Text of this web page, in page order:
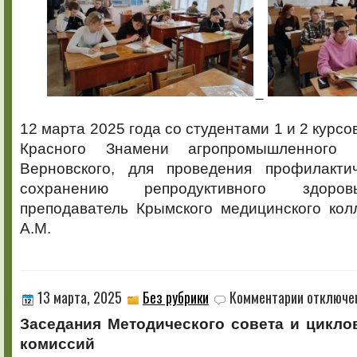
12 марта 2025 года со студентами 1 и 2
Красного Знамени
Верновского, для проведения
сохранению репродуктивного
преподаватель Крымского медицинского
А.М.
13 марта, 2025 Без рубрики Комментарии записи
Заседания Методического совета и
комиссий